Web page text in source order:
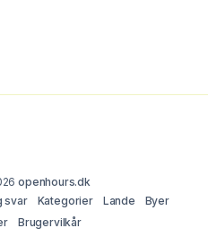
openhours.dk
svar Kategorier Lande
Byer
Brugervilkår